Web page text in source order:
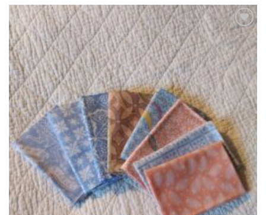
Ajouter
à la liste
de
souhaits